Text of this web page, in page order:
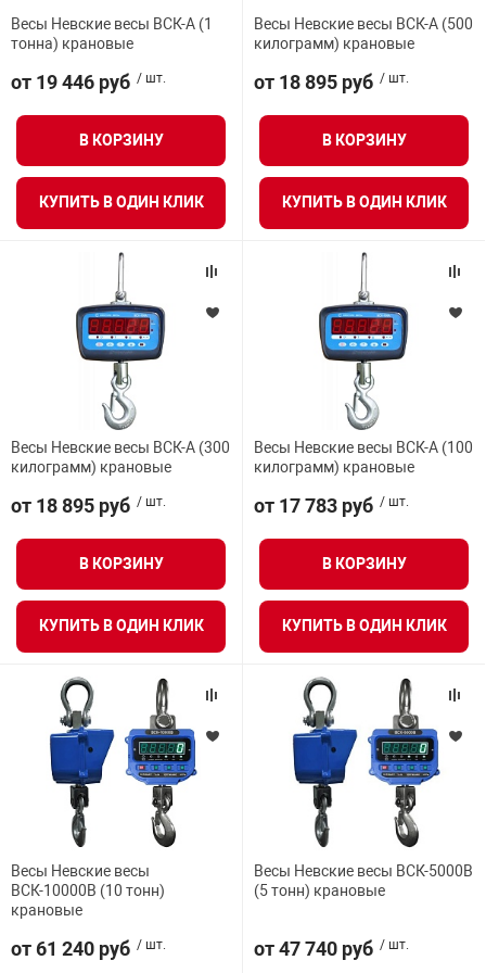
Прочее
Термокожухи
оборудование
оборудование
Товарные весы
Фасовочные
оборудование
решения
установки
оборудование
Турникеты
Шлюзовые
Оборудования
Огнетушители
Рукава
Сигнально-
приборы
Средства
дыхания
Средства
Стволы
Узлы
Установки
Шкафы
Щиты
Оповещатели
Оповещатели
Посты
Приборы
Системы
Табло
Термошкафы
напряжением
Система
Весы Невские весы ВСК-А (1
тонна) крановые
от 19 446 руб / шт.
В КОРЗИНУ
КУПИТЬ В ОДИН КЛИК
Весы Невские весы ВСК-А (500
килограмм) крановые
от 18 895 руб / шт.
В КОРЗИНУ
КУПИТЬ В ОДИН КЛИК
Весы Невские весы ВСК-А (300
килограмм) крановые
от 18 895 руб / шт.
В КОРЗИНУ
КУПИТЬ В ОДИН КЛИК
Весы Невские весы ВСК-А (100
килограмм) крановые
от 17 783 руб / шт.
В КОРЗИНУ
КУПИТЬ В ОДИН КЛИК
Весы Невские весы
ВСК-10000В (10 тонн)
крановые
от 61 240 руб / шт.
Весы Невские весы ВСК-5000В
(5 тонн) крановые
от 47 740 руб / шт.